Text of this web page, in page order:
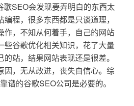
歌SEO会发现要弄明白的东西太
程，很多东西都是只谈道理，
作，不知从何着手，自己的网站
些谷歌优化相关知识，花了大量
站，结果网站表现还是很差。
因，无从改进，丧失自信心。综
谱的谷歌SEO公司是必要的。